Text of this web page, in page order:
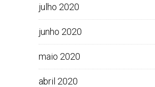
julho 2020
junho 2020
maio 2020
abril 2020